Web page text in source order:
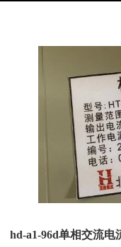
hd-a1-96d单相交流